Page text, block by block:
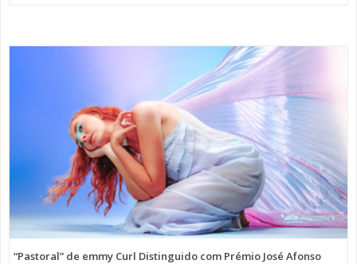
“Pastoral” de emmy Curl Distinguido com Prémio José Afonso